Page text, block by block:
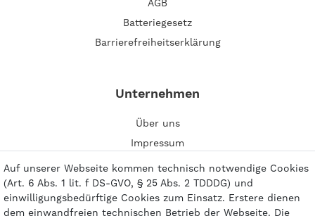
AGB
Batteriegesetz
Barrierefreiheitserklärung
Unternehmen
Über uns
Impressum
Kontakt
Auf unserer Webseite kommen technisch notwendige Cookies
(Art. 6 Abs. 1 lit. f DS-GVO, § 25 Abs. 2 TDDDG) und
einwilligungsbedürftige Cookies zum Einsatz. Erstere dienen
dem einwandfreien technischen Betrieb der Webseite. Die